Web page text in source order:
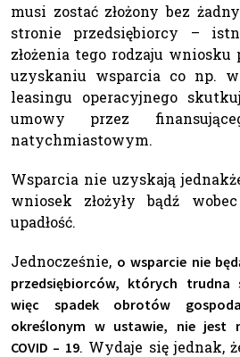
musi zostać złożony bez
stronie przedsiębiorcy –
złożenia tego rodzaju
uzyskaniu wsparcia co np.
leasingu operacyjnego
umowy przez
natychmiastowym.
Wsparcia nie uzyskają
wniosek złożyły bądź
upadłość.
Jednocześnie, o wsparcie nie
przedsiębiorców, których
więc spadek obrotów
określonym w ustawie, nie jest
COVID – 19. Wydaje się jednak,